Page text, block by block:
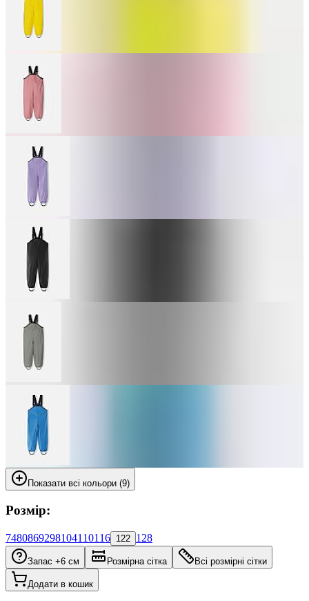
Показати всі кольори (9)
Розмір:
7480869298104110116 122 128
Запас +6 см Розмірна сітка Всі розмірні сітки
Додати в кошик